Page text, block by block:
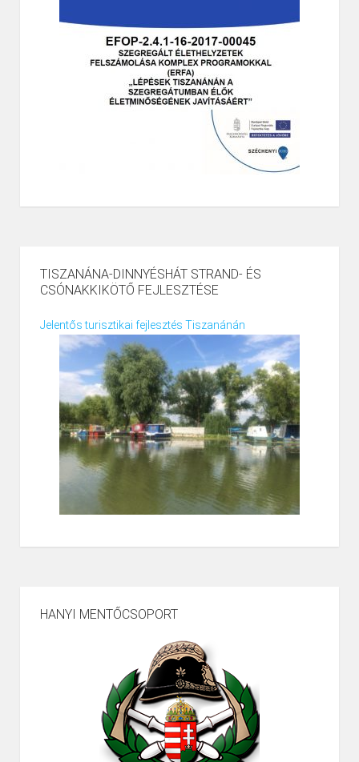
TISZANÁNA-DINNYÉSHÁT STRAND- ÉS
CSÓNAKKIKÖTŐ FEJLESZTÉSE
Jelentős turisztikai fejlesztés Tiszanánán
HANYI MENTŐCSOPORT